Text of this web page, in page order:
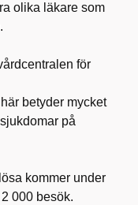
olika läkare som
för
betyder mycket
på
kommer under
000 besök.